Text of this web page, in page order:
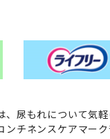
、尿もれについて気
ンチネンスケアマーク